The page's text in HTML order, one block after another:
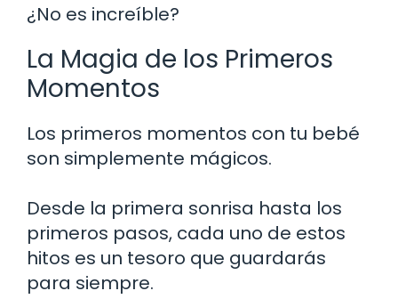
¿No es increíble?
La Magia de los Primeros
Momentos
Los primeros momentos con tu bebé
son simplemente mágicos.
Desde la primera sonrisa hasta los
primeros pasos, cada uno de estos
hitos es un tesoro que guardarás
para siempre.